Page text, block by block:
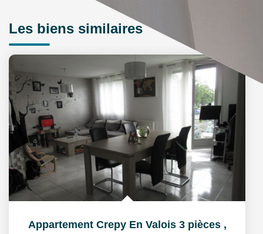
Les biens similaires
Appartement Crepy En Valois 3 pièces ,